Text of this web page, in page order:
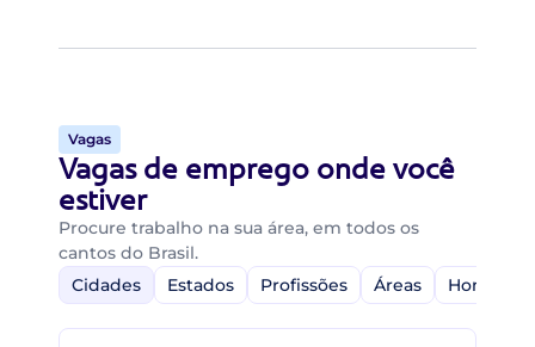
Vagas
Vagas de emprego onde você
estiver
Procure trabalho na sua área, em todos os
cantos do Brasil.
Cidades
Estados Profissões Áreas Home-